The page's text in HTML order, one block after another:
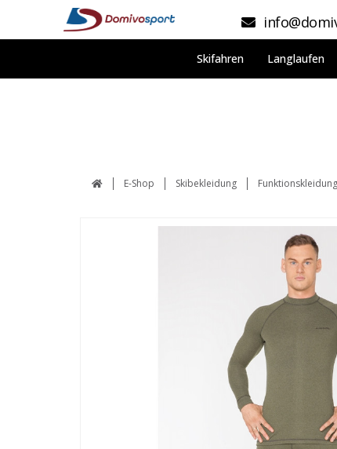
Skifahren Langlaufen
E-Shop Skibekleidung Funktionskleidung